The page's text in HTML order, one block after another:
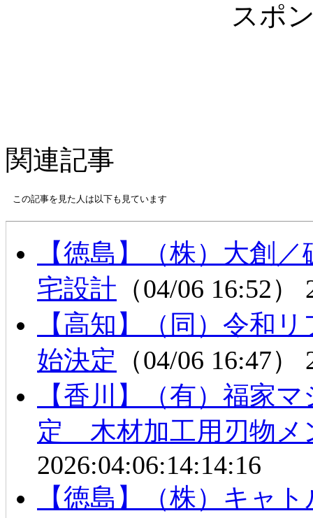
スポ
関連記事
この記事を見た人は以下も見ています
【徳島】（株）大創
宅設計 （04/06 16:52）
【高知】（同）令和
始決定 （04/06 16:47）
【香川】（有）福家
定 木材加工用刃物メ
2026:04:06:14:14:16
【徳島】（株）キャ